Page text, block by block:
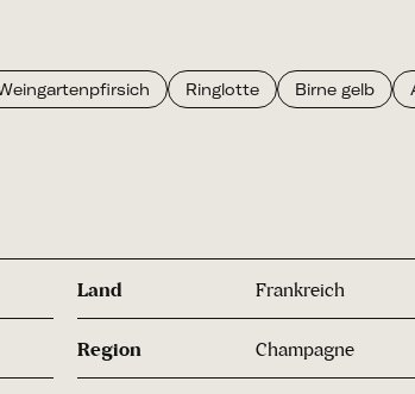
Ringlotte Birne gelb
Land Frankreich
Region Champagne